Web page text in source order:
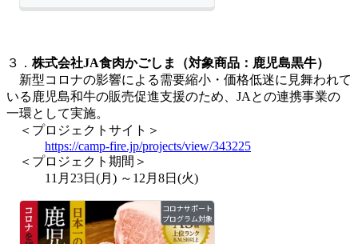
３． 株式会社JA食肉かごしま（対象商品：鹿児島黒牛）
新型コロナの影響による需要縮小・価格低迷に見舞われて
いる鹿児島和牛の販売促進支援のため、JAとの連携事業の
一環として実施。
＜プロジェクトサイト＞
https://camp-fire.jp/projects/view/343225
＜プロジェクト期間＞
11月23日(月) ～12月8日(火)